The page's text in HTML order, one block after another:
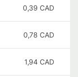
0,39 CAD
0,78 CAD
1,94 CAD